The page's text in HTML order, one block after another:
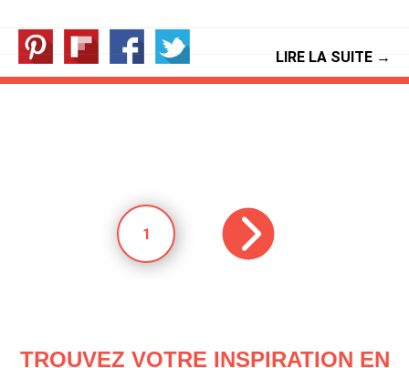
LIRE LA SUITE →
1
TROUVEZ VOTRE INSPIRATION EN